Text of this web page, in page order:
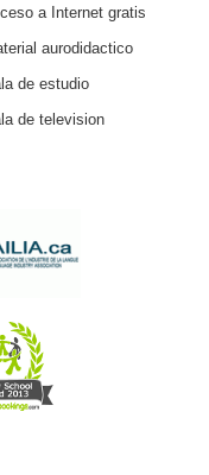
a Internet gratis
aurodidactico
de estudio
de television